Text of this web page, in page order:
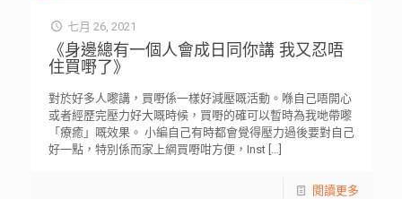
七月 26, 2021
《身邊總有一個人會成日同你講 我又忍唔
住買嘢了》
對於好多人嚟講，買嘢係一樣好減壓嘅活動。喺自己唔開心
或者經歷完壓力好大嘅時候，買嘢的確可以暫時為我哋帶嚟
「療癒」嘅效果。 小編自己有時都會覺得壓力過後要對自己
好一點，特別係而家上網買嘢咁方便，Inst[…]
閱讀更多